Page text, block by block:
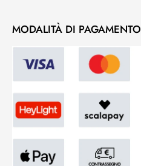
MODALITÀ DI PAGAMENTO